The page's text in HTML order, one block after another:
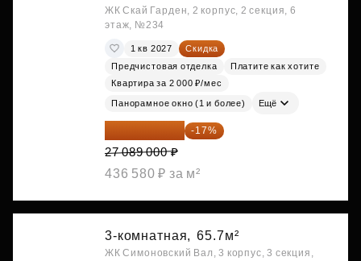
ЖК Скай Гарден, 2 корпус, 2 секция, 6
этаж, №234
1 кв 2027
Скидка
Предчистовая отделка
Платите как хотите
Квартира за 2 000 ₽/мес
Панорамное окно (1 и более) Ещё
22 483 870 ₽ -17%
27 089 000 ₽
436 580 ₽ за м²
3-комнатная, 65.7м²
ЖК Симоновский Вал, 3 корпус, 3 секция,